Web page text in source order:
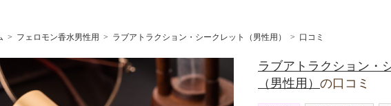
> フェロモン香水男性用 > ラブアトラクション・シークレット（男性用） > 口コミ
ラブアトラクション・
（男性用） の口コミ